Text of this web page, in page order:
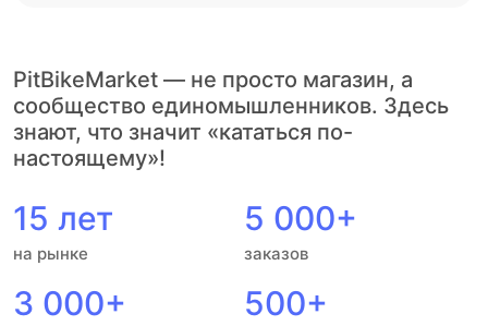
PitBikeMarket — не просто магазин, а
сообщество единомышленников. Здесь
знают, что значит «кататься по-
настоящему»!
15 лет
на рынке
5 000+
заказов
3 000+ 500+